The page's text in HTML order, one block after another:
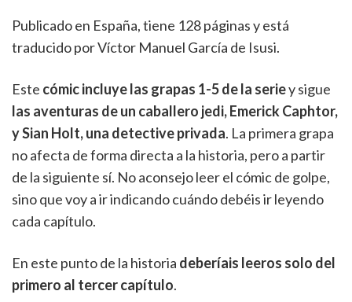
Publicado en España, tiene 128 páginas y está
traducido por Víctor Manuel García de Isusi.
Este cómic incluye las grapas 1-5 de la seriey sigue
las aventuras de un caballero jedi, Emerick Caphtor,
y Sian Holt, una detective privada. La primera grapa
no afecta de forma directa a la historia, pero a partir
de la siguiente sí. No aconsejo leer el cómic de golpe,
sino que voy a ir indicando cuándo debéis ir leyendo
cada capítulo.
En este punto de la historia deberíais leeros solo del
primero al tercer capítulo.